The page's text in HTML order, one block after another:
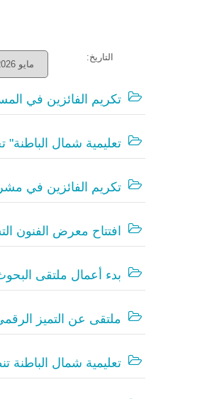
التاريخ:
تكريم الفائزين في
تعليمية شمال
تكريم الفائزين في
افتتاح معرض الفنون
بدء أعمال ملتقى
ملتقى عن التميز
تعليمية شمال الباطنة